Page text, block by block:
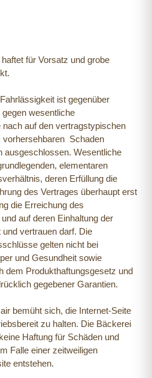
für Vorsatz und grobe
ist gegenüber
wesentliche
auf den vertragstypischen
vorhersehbaren Schaden
ausgeschlossen. Wesentliche
elementaren
deren Erfüllung die
des Vertrages überhaupt erst
die Erreichung des
auf deren Einhaltung der
vertrauen darf. Die
gelten nicht bei
und Gesundheit sowie
dem Produkthaftungsgesetz und
gegebener Garantien.
bemüht sich, die Internet-Seite
zu halten. Die Bäckerei
Haftung für Schäden und
Falle einer zeitweiligen
entstehen.